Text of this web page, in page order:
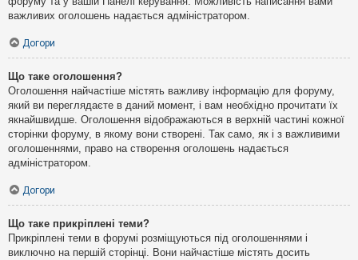
важливих оголошень надається адміністратором.
Догори
Що таке оголошення?
Оголошення найчастіше містять важливу інформацію для форуму,
який ви переглядаєте в даний момент, і вам необхідно прочитати їх
якнайшвидше. Оголошення відображаються в верхній частині кожної
сторінки форуму, в якому вони створені. Так само, як і з важливими
оголошеннями, право на створення оголошень надається
адміністратором.
Догори
Що таке прикріплені теми?
Прикріплені теми в форумі розміщуються під оголошеннями і
виключно на першій сторінці. Вони найчастіше містять досить